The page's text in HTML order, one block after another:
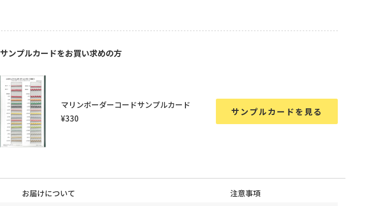
サンプルカードをお買い求めの方
マリンボーダーコードサンプルカード
¥330
サンプルカードを見る
お届けについて 注意事項